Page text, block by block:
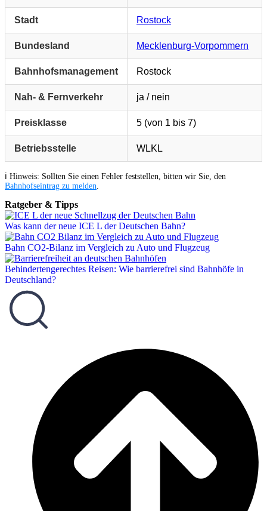
Stadt Rostock
Bundesland Mecklenburg-Vorpommern
Bahnhofsmanagement Rostock
Nah- & Fernverkehr ja / nein
Preisklasse 5 (von 1 bis 7)
Betriebsstelle WLKL
ℹ️ Hinweis: Sollten Sie einen Fehler feststellen, bitten wir Sie, den
Bahnhofseintrag zu melden
Ratgeber & Tipps
Was kann der neue ICE L der Deutschen Bahn?
Bahn CO2-Bilanz im Vergleich zu Auto und Flugzeug
Behindertengerechtes Reisen: Wie barrierefrei sind Bahnhöfe in
Deutschland?